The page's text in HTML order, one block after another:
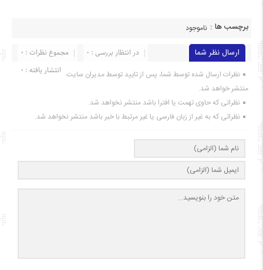
برچسب ها : ناموجود
ارسال نظر شما مجموع نظرات : 0
در انتظار بررسی : 0
انتشار یافته : ۰ نظرات ارسال شده توسط شما، پس از تایید توسط مدیران سایت
منتشر خواهد شد.
نظراتی که حاوی تهمت یا افترا باشد منتشر نخواهد شد.
نظراتی که به غیر از زبان فارسی یا غیر مرتبط با خبر باشد منتشر نخواهد شد.